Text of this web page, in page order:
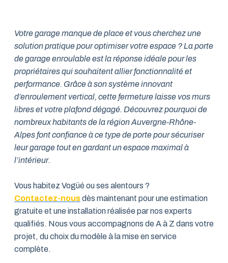
Votre garage manque de place et vous cherchez une
solution pratique pour optimiser votre espace ? La porte
de garage enroulable est la réponse idéale pour les
propriétaires qui souhaitent allier fonctionnalité et
performance. Grâce à son système innovant
d’enroulement vertical, cette fermeture laisse vos murs
libres et votre plafond dégagé. Découvrez pourquoi de
nombreux habitants de la région Auvergne-Rhône-
Alpes font confiance à ce type de porte pour sécuriser
leur garage tout en gardant un espace maximal à
l’intérieur.
Vous habitez Vogüé ou ses alentours ?
Contactez-nousdès maintenant pour une estimation
gratuite et une installation réalisée par nos experts
qualifiés. Nous vous accompagnons de A à Z dans votre
projet, du choix du modèle à la mise en service
complète.